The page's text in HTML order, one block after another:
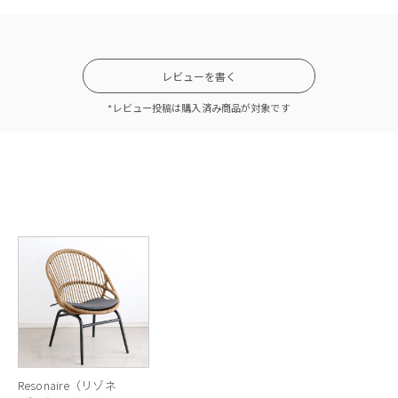
座面カラー：P328 マットヌガー
レビューを書く
*レビュー投稿は購入済み商品が対象です
Resonaire（リゾネ